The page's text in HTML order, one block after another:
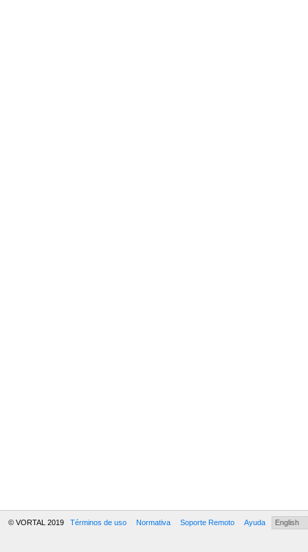
© VORTAL 2019 Términos de uso Normativa Soporte Remoto Ayuda